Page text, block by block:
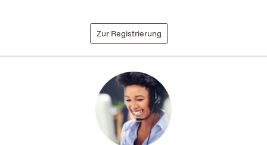
Zur Registrierung